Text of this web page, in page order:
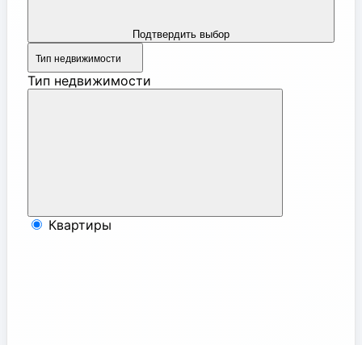
Подтвердить выбор
Тип недвижимости
Тип недвижимости
Квартиры